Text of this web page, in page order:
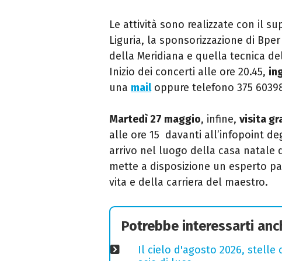
Le attività sono realizzate con il
Liguria, la sponsorizzazione di
della Meridiana e quella tecnica
Inizio dei concerti alle ore 20.45,
una mail oppure telefono 375
Martedì 27 maggio, infine, visita
alle ore 15 davanti all’infopoint
arrivo nel luogo della casa natale
mette a disposizione un esperto
vita e della carriera del maestro.
Potrebbe interessarti
Il cielo d'agosto 2026, stelle